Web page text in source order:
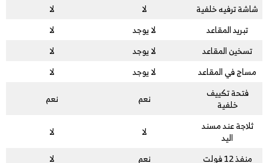
شاشة ترفيه خلفية
لا
لا
تبريد المقاعد
لا يوجد
لا
تسخين المقاعد
لا يوجد
لا
مساج في المقاعد
لا يوجد
لا
فتحة تكييف
خلفية
نعم
نعم
ثلاجة عند مسند
اليد
لا
لا
منفذ 12 فولت
نعم
لا